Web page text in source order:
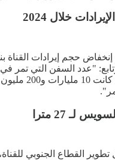
27 مترا
القطاع الجنوبي